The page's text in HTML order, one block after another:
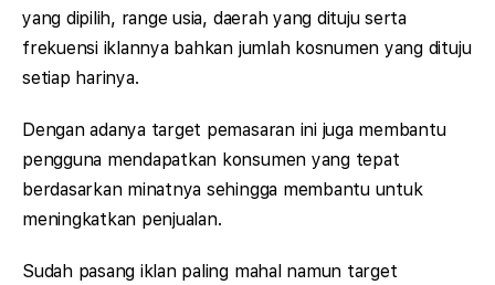
yang dipilih, range usia, daerah yang dituju serta
frekuensi iklannya bahkan jumlah kosnumen yang dituju
setiap harinya.
Dengan adanya target pemasaran ini juga membantu
pengguna mendapatkan konsumen yang tepat
berdasarkan minatnya sehingga membantu untuk
meningkatkan penjualan.
Sudah pasang iklan paling mahal namun target